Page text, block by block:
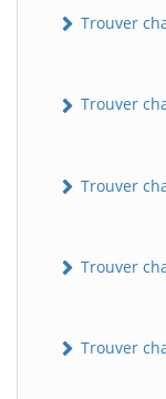
Trouver
Trouver
Trouver
Trouver
Trouver